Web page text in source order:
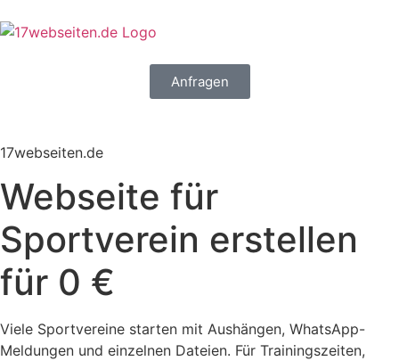
Anfragen
17webseiten.de
Webseite für
Sportverein erstellen
für 0 €
Viele Sportvereine starten mit Aushängen, WhatsApp-
Meldungen und einzelnen Dateien. Für Trainingszeiten,